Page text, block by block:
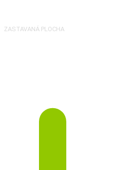
ZASTAVANÁ PLOCHA